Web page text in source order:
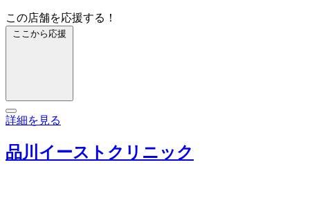
この店舗を応援する！
ここから応援
詳細を見る
品川イーストクリニック